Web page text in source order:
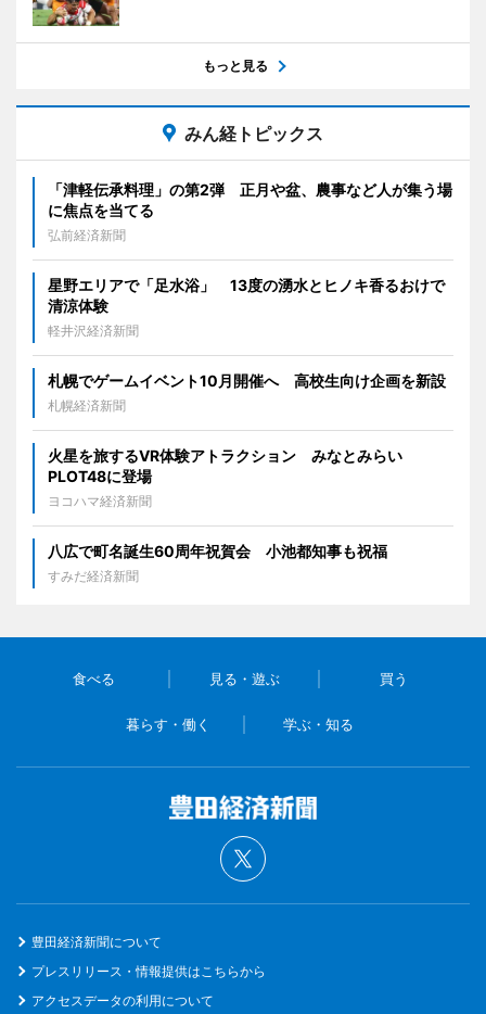
もっと見る
みん経トピックス
「津軽伝承料理」の第2弾 正月や盆、農事など人が集う場
に焦点を当てる
弘前経済新聞
星野エリアで「足水浴」 13度の湧水とヒノキ香るおけで
清涼体験
軽井沢経済新聞
札幌でゲームイベント10月開催へ 高校生向け企画を新設
札幌経済新聞
火星を旅するVR体験アトラクション みなとみらい
PLOT48に登場
ヨコハマ経済新聞
八広で町名誕生60周年祝賀会 小池都知事も祝福
すみだ経済新聞
食べる 見る・遊ぶ 買う
暮らす・働く 学ぶ・知る
豊田経済新聞について
プレスリリース・情報提供はこちらから
アクセスデータの利用について